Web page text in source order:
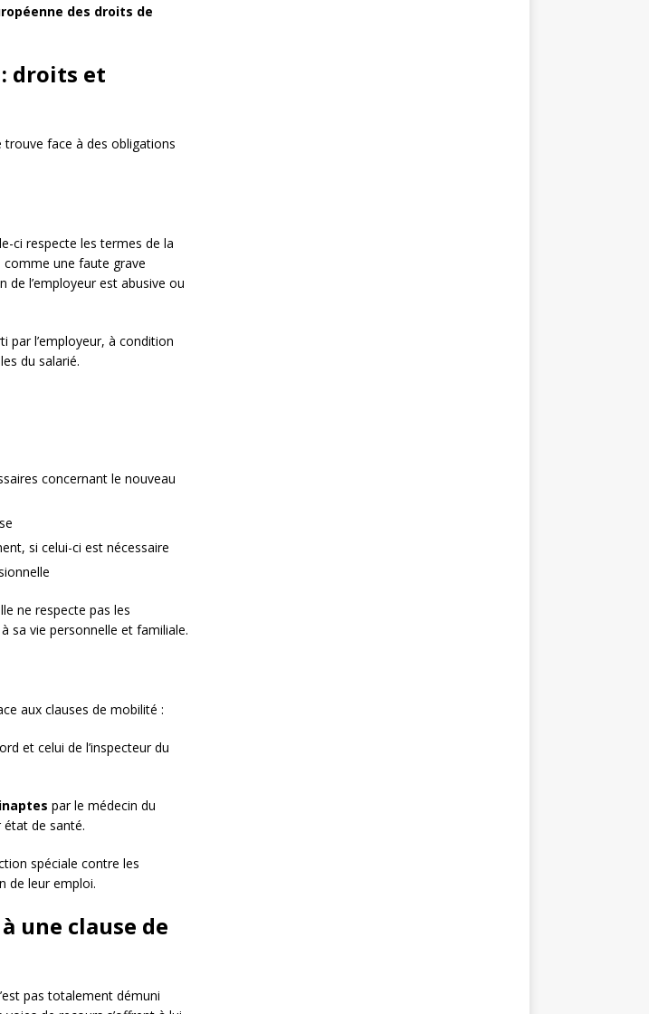
des droits de
droits et
trouve face à des obligations
ci respecte les termes de la
une faute grave
l’employeur est abusive ou
par l’employeur, à condition
du salarié.
concernant le nouveau
si celui-ci est nécessaire
ne respecte pas les
sa vie personnelle et familiale.
aux clauses de mobilité :
et celui de l’inspecteur du
par le médecin du
de santé.
spéciale contre les
de leur emploi.
une clause de
pas totalement démuni